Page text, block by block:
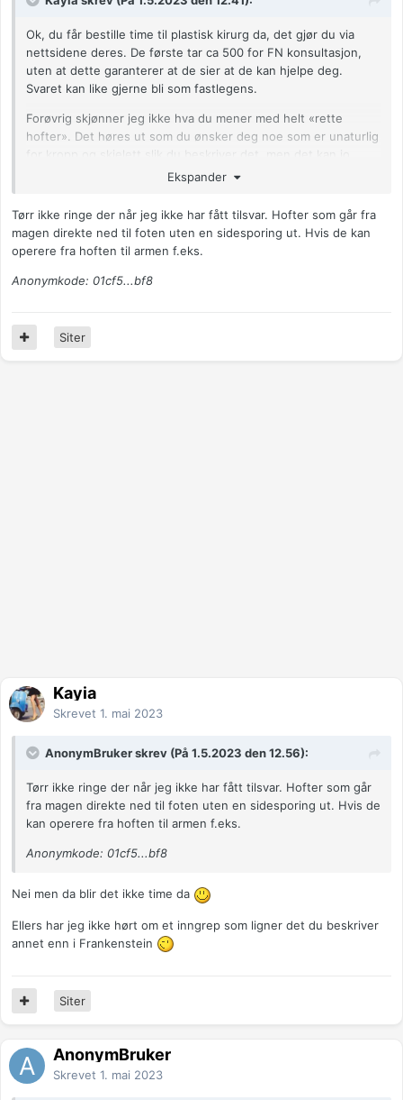
Ok, du får bestille time til plastisk kirurg da, det gjør du via
nettsidene deres. De første tar ca 500 for FN konsultasjon,
uten at dette garanterer at de sier at de kan hjelpe deg.
Svaret kan like gjerne bli som fastlegens.
Forøvrig skjønner jeg ikke hva du mener med helt «rette
hofter». Det høres ut som du ønsker deg noe som er unaturlig
for kropp og skjelett slik du beskriver det, men det kan jo
være ar du bare forklarer deg dårlig her.
Ekspander
Tørr ikke ringe der når jeg ikke har fått tilsvar. Hofter som går fra
magen direkte ned til foten uten en sidesporing ut. Hvis de kan
operere fra hoften til armen f.eks.
Anonymkode: 01cf5...bf8
Siter
Kayia
Skrevet 1. mai 2023
AnonymBruker skrev (På 1.5.2023 den 12.56):
Tørr ikke ringe der når jeg ikke har fått tilsvar. Hofter som går
fra magen direkte ned til foten uten en sidesporing ut. Hvis de
kan operere fra hoften til armen f.eks.
Anonymkode: 01cf5...bf8
Nei men da blir det ikke time da
Ellers har jeg ikke hørt om et inngrep som ligner det du beskriver
annet enn i Frankenstein
Siter
AnonymBruker
Skrevet 1. mai 2023